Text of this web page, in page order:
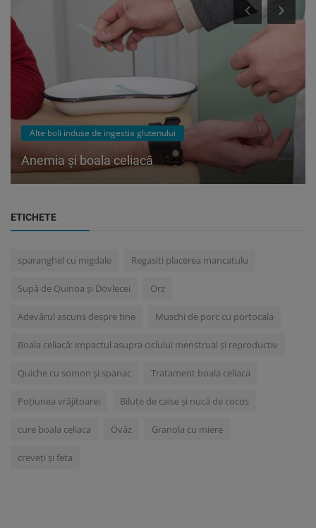
Alte boli induse de ingestia glutenului
Anemia și boala celiacă
ETICHETE
sparanghel cu migdale Regasiti placerea mancatulu
Supă de Quinoa și Dovlecei Orz
Adevărul ascuns despre tine Muschi de porc cu portocala
Boala celiacă: impactul asupra ciclului menstrual și reproductiv
Quiche cu somon și spanac Tratament boala celiaca
Poțiunea vrăjitoarei Biluțe de caise și nucă de cocos
cure boala celiaca Ovăz Granola cu miere
creveți și feta